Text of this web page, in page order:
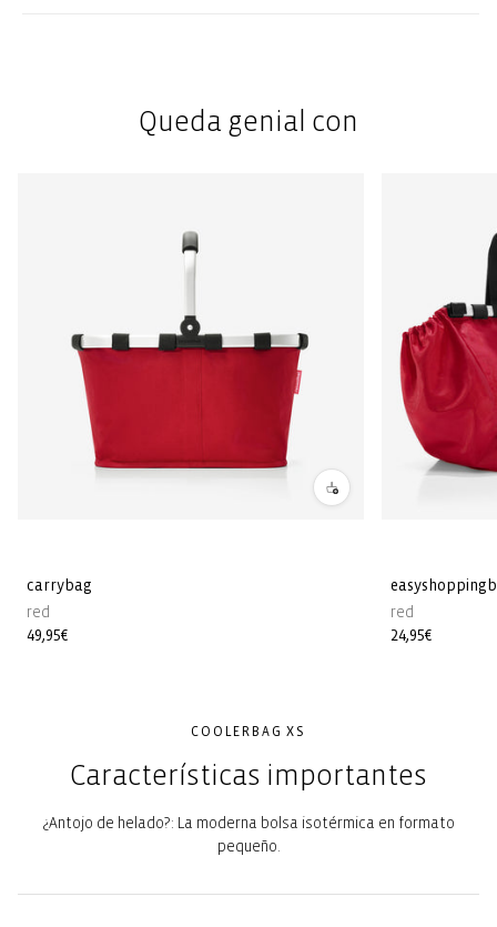
Queda genial con
carrybag
red
Precio
49,95€
red
Precio
24,95€
COOLERBAG XS
Características importantes
¿Antojo de helado?: La moderna bolsa isotérmica en formato
pequeño.